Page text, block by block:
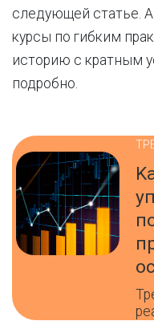
следующей статье.
курсы по гибким
историю с кратным
подробно.